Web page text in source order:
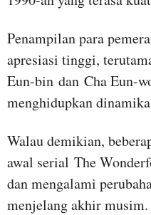
Penampilan para
apresiasi tinggi,
Eun-bin dan Cha Eun-
menghidupkan
Walau demikian,
awal serial The
dan mengalami
menjelang akhir